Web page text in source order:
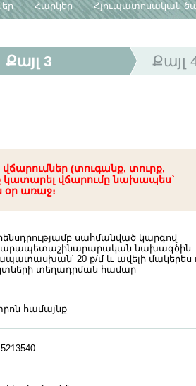
Հարկեր Հյուպատոսական
Քայլ 3 Քայլ
(տուգանք, տուրք,
կատարել վճարումը նախապես`
առաջ։
սահմանված կարգով
նախագծին
20 ք/մ և ավելի մակերես
տեղադրման համար
համայնք